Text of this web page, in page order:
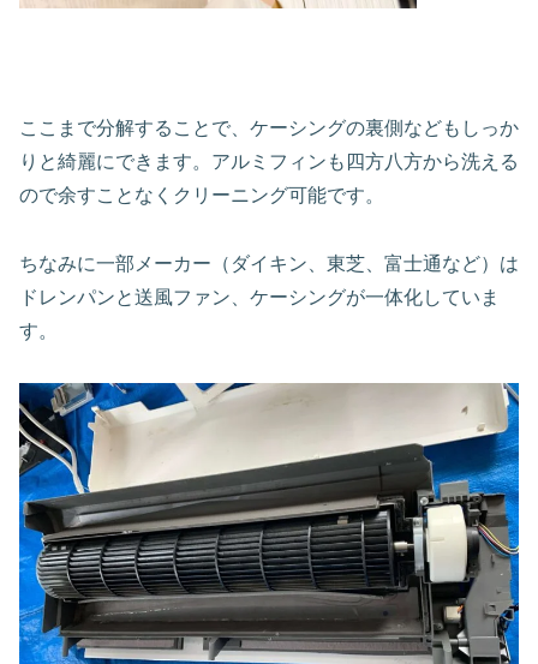
ここまで分解することで、ケーシングの裏側などもしっか
りと綺麗にできます。アルミフィンも四方八方から洗える
ので余すことなくクリーニング可能です。
ちなみに一部メーカー（ダイキン、東芝、富士通など）は
ドレンパンと送風ファン、ケーシングが一体化していま
す。